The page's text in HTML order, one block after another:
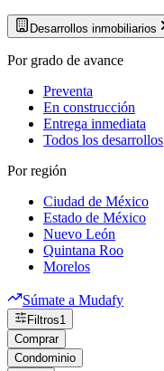
Desarrollos inmobiliarios
Por grado de avance
Preventa
En construcción
Entrega inmediata
Todos los desarrollos
Por región
Ciudad de México
Estado de México
Nuevo León
Quintana Roo
Morelos
Súmate a Mudafy
Filtros1
Comprar
Condominio